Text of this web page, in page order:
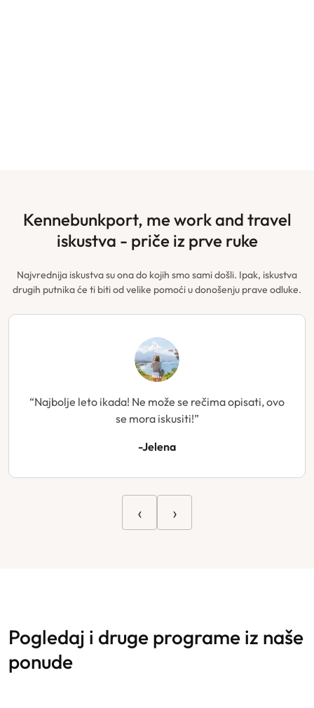
kennebunkport, me work and travel
iskustva - priče iz prve ruke
Najvrednija iskustva su ona do kojih smo sami došli. Ipak, iskustva
drugih putnika će ti biti od velike pomoći u donošenju prave odluke.
“Najbolje leto ikada! Ne može se rečima opisati, ovo
se mora iskusiti!”
-Jelena
‹ ›
pogledaj i druge programe iz naše
ponude